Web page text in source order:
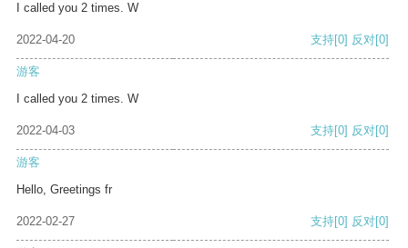
I called you 2 times. W
2022-04-20 支持[0] 反对[0]
游客
I called you 2 times. W
2022-04-03 支持[0] 反对[0]
游客
Hello, Greetings fr
2022-02-27 支持[0] 反对[0]